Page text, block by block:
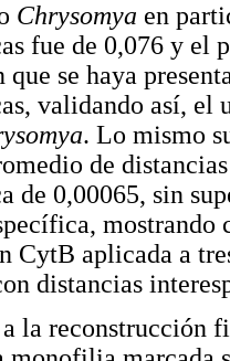
Chrysomya en
fue de 0,076 y el
que se haya
validando así, el
. Lo mismo
de
de 0,00065, sin
CytB aplicada a
distancias
la reconstrucción